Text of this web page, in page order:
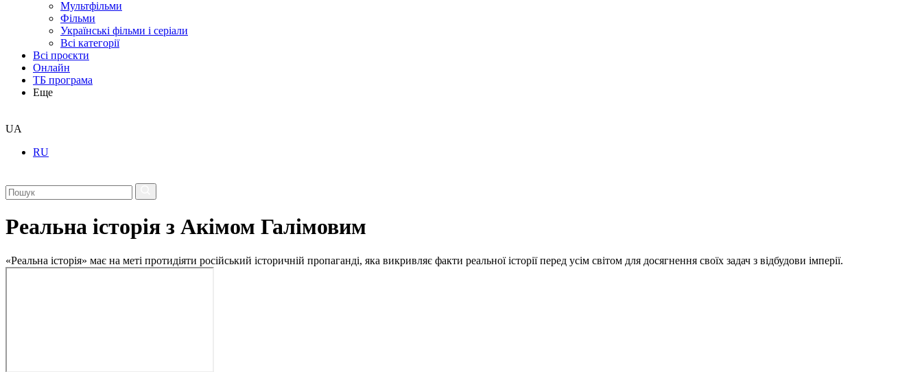
Мультфільми
Фільми
Українські фільми і серіали
Всі категорії
Всі проєкти
Онлайн
ТБ програма
Еще
UA
RU
Реальна історія з Акімом Галімовим
«Реальна історія» має на меті протидіяти російський історичній пропаганді, яка викривляє факти реальної історії перед усім світом для досягнення своїх задач з відбудови імперії.